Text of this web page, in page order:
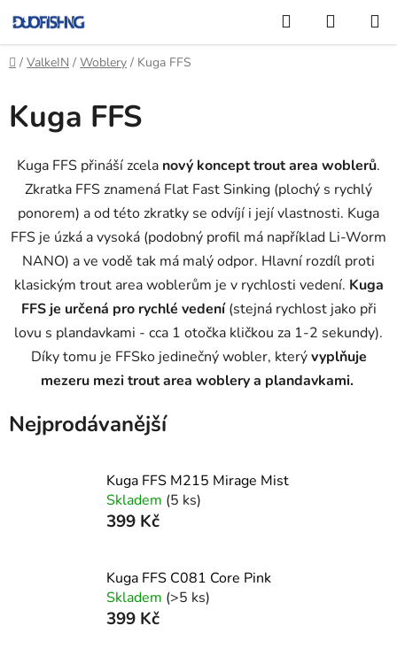
na
obsah
Hledat
KOŠÍK
Domů
/ ValkeIN / Woblery / Kuga FFS
Kuga FFS
Kuga FFS přináší zcela nový koncept trout area woblerů.
Zkratka FFS znamená Flat Fast Sinking (plochý s rychlý
ponorem) a od této zkratky se odvíjí i její vlastnosti. Kuga
FFS je úzká a vysoká (podobný profil má například Li-Worm
NANO) a ve vodě tak má malý odpor. Hlavní rozdíl proti
klasickým trout area woblerům je v rychlosti vedení. Kuga
FFS je určená pro rychlé vedení(stejná rychlost jako při
lovu s plandavkami - cca 1 otočka kličkou za 1-2 sekundy).
Díky tomu je FFSko jedinečný wobler, kterývyplňuje
mezeru mezi trout area woblery a plandavkami.
Nejprodávanější
Kuga FFS M215 Mirage Mist
Skladem (5 ks)
399 Kč
Kuga FFS C081 Core Pink
Skladem (>5 ks)
399 Kč